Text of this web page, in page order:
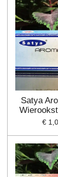
Satya
€